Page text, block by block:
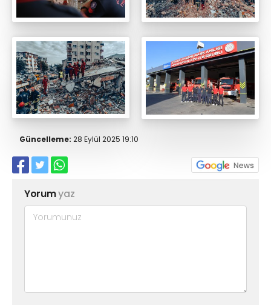
Güncelleme: 28 Eylül 2025 19:10
Yorumyaz